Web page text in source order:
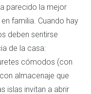
parecido la mejor
familia. Cuando hay
deben sentirse
de la casa:
cómodos (con
almacenaje que
islas invitan a abrir